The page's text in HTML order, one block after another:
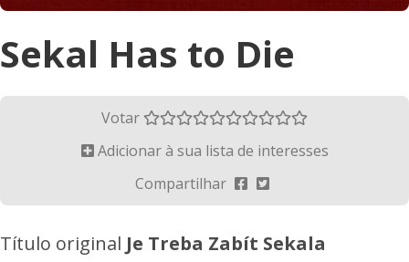
Sekal Has to Die
Votar
Adicionar à sua lista de interesses
Compartilhar
Título original Je Treba Zabít Sekala